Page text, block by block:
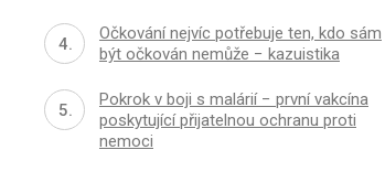
Očkování nejvíc potřebuje ten, kdo sám
být očkován nemůže − kazuistika
Pokrok v boji s malárií − první vakcína
poskytující přijatelnou ochranu proti
nemoci